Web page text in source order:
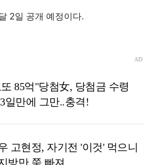
2일 공개 예정이다.